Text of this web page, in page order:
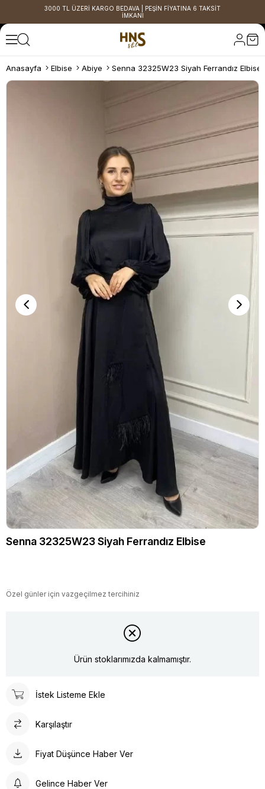
3000 TL ÜZERİ KARGO BEDAVA | PEŞİN FİYATINA 6 TAKSİT
İMKANI
Anasayfa Elbise Abiye Senna 32325W23 Siyah Ferrandız Elbise
Senna 32325W23 Siyah Ferrandız Elbise
Özel günler için vazgeçilmez tercihiniz
Ürün stoklarımızda kalmamıştır.
İstek Listeme Ekle
Karşılaştır
Fiyat Düşünce Haber Ver
Gelince Haber Ver